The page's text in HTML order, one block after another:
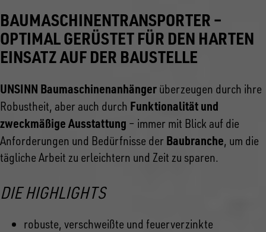
BAUMASCHINENTRANSPORTER –
OPTIMAL GERÜSTET FÜR DEN HARTEN
EINSATZ AUF DER BAUSTELLE
UNSINN Baumaschinenanhänger überzeugen durch ihre
Robustheit, aber auch durch Funktionalität und
zweckmäßige Ausstattung – immer mit Blick auf die
Anforderungen und Bedürfnisse der Baubranche, um die
tägliche Arbeit zu erleichtern und Zeit zu sparen.
DIE HIGHLIGHTS
robuste, verschweißte und feuerverzinkte